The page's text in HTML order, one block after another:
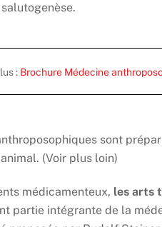
: Brochure Médecine
sont
(Voir plus loin)
médicamenteux, les arts
partie intégrante de la